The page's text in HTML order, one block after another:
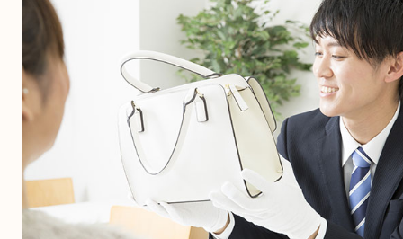
待合スペース
受付後の
外出OK！
空気清
完
駅近
ドリンク
サービス